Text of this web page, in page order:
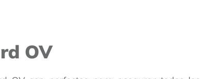
OV